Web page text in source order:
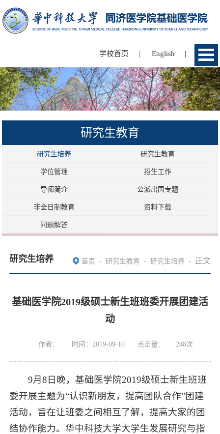
学校首页 | English |
研究生教育
研究生培养 研究生教育
学位管理 招生工作
导师简介 公派出国专题
非全日制教育 资料下载
问题解答
研究生培养 首页 - 研究生教育 - 研究生培养 - 正文
基础医学院2019级硕士新生班班委开展团建活
动
作者： 时间：2019-09-10 点击量： 248次
9月8日晚，基础医学院2019级硕士新生班班
委开展主题为“认识新朋友，提高团队合作”团建
活动，旨在让班委之间相互了解，提高大家的团
结协作能力。华中科技大学大学生发展研究与指